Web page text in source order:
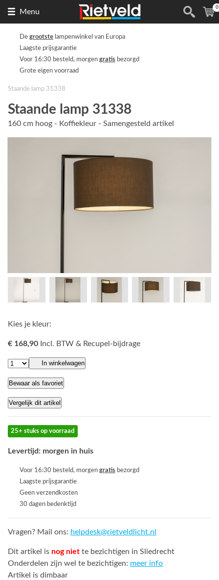
Menu
de
(
0
De grootste lampenwinkel van Europa
Laagste prijsgarantie
Voor 16:30 besteld, morgen gratis bezorgd
Grote eigen voorraad
Staande lamp 31338
Staande lamp 31338
160 cm hoog - Koffiekleur - Samengesteld artikel
Kies je kleur:
€ 168,90 Incl. BTW & Recupel-bijdrage
In winkelwagen
Bewaar als favoriet
Vergelijk dit artikel
25+ stuks op voorraad
Levertijd: morgen in huis
Voor 16:30 besteld, morgen gratis bezorgd
Laagste prijsgarantie
Geen verzendkosten
30 dagen bedenktijd
Vragen? Mail ons: helpdesk@rietveldlicht.nl
Dit artikel is nog niet te bezichtigen in Sliedrecht
Onderdelen zijn wel te bezichtigen: meer info
Artikel is dimbaar